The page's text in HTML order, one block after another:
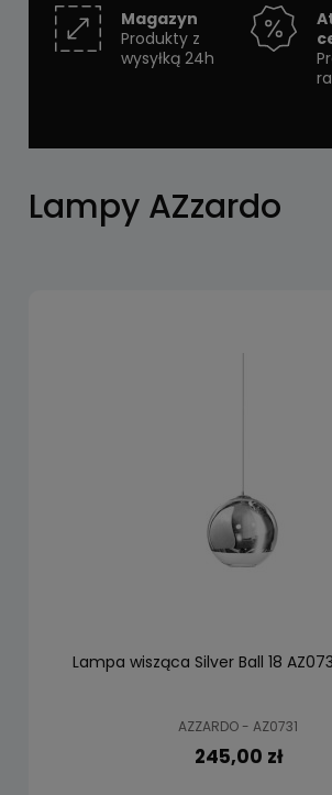
Magazyn
Produkty z
wysyłką 24h
Lampy AZzardo
Lampa wisząca Silver Ball 18
AZZARDO - AZ0731
245,00 zł